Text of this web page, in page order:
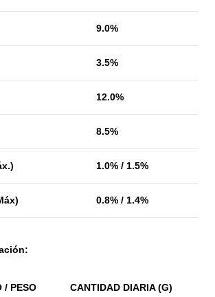
9.0%
3.5%
12.0%
8.5%
1.0% / 1.5%
0.8% / 1.4%
/ PESO CANTIDAD DIARIA (G)